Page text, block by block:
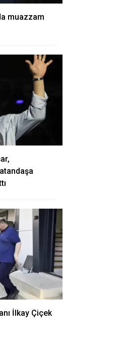
muazzam
İlkay Çiçek